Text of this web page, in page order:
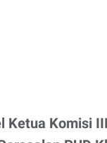
Ketua Komisi